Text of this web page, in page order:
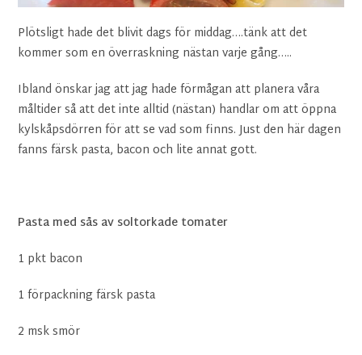
Plötsligt hade det blivit dags för middag….tänk att det
kommer som en överraskning nästan varje gång…..
Ibland önskar jag att jag hade förmågan att planera våra
måltider så att det inte alltid (nästan) handlar om att öppna
kylskåpsdörren för att se vad som finns. Just den här dagen
fanns färsk pasta, bacon och lite annat gott.
Pasta med sås av soltorkade tomater
1 pkt bacon
1 förpackning färsk pasta
2 msk smör